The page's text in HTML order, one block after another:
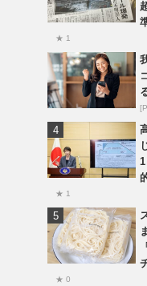
★ 1
★ 1
★ 0